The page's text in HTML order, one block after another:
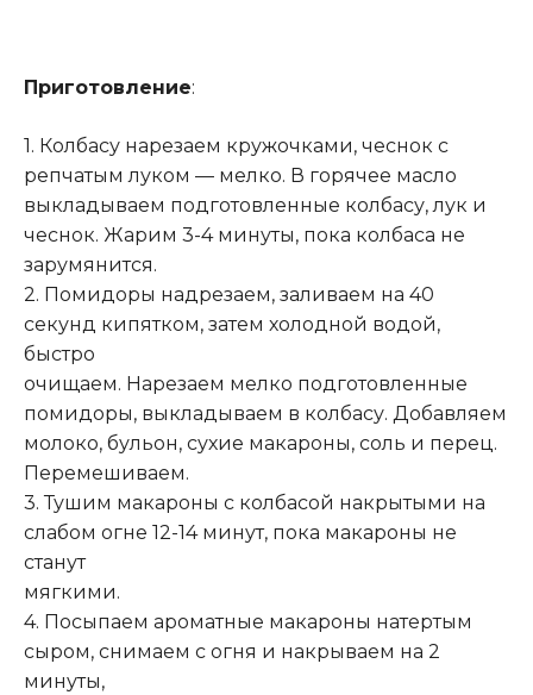
Приготовление:
1. Колбасу нарезаем кружочками, чеснок с
репчатым луком — мелко. В горячее масло
выкладываем подготовленные колбасу, лук и
чеснок. Жарим 3-4 минуты, пока колбаса не
зарумянится.
2. Помидоры надрезаем, заливаем на 40
секунд кипятком, затем холодной водой,
быстро
очищаем. Нарезаем мелко подготовленные
помидоры, выкладываем в колбасу. Добавляем
молоко, бульон, сухие макароны, соль и перец.
Перемешиваем.
3. Тушим макароны с колбасой накрытыми на
слабом огне 12-14 минут, пока макароны не
станут
мягкими.
4. Посыпаем ароматные макароны натертым
сыром, снимаем с огня и накрываем на 2
минуты,